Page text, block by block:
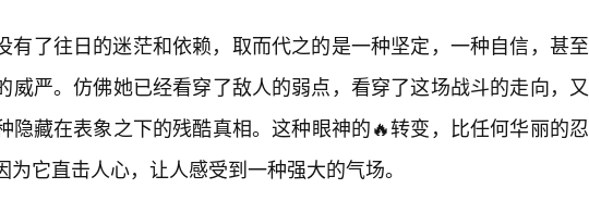
有了往日的迷茫和依赖，取而代之的是一种坚定，一种自信，甚至
严。仿佛她已经看穿了敌人的弱点，看穿了这场战斗的走向，又
隐藏在表象之下的残酷真相。这种眼神的🔥转变，比任何华丽的忍
它直击人心，让人感受到一种强大的气场。